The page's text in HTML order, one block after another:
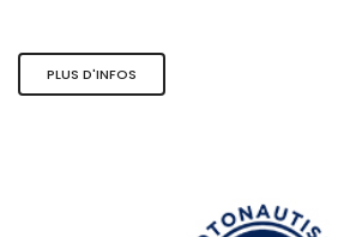
PLUS D'INFOS